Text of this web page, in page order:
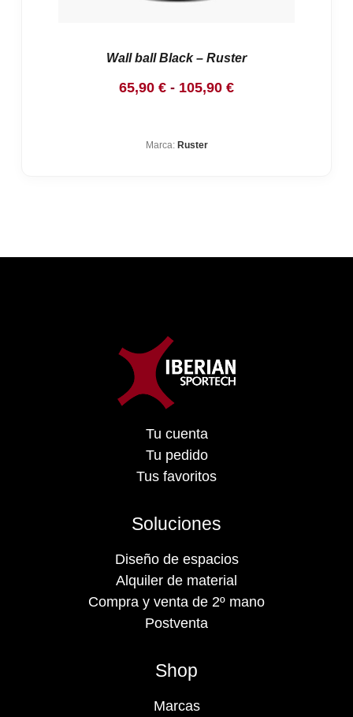
Wall ball Black – Ruster
65,90 € - 105,90 €Rango
Marca: Ruster
Tu cuenta
Tu pedido
Tus favoritos
Soluciones
Diseño de espacios
Alquiler de material
Compra y venta de 2º mano
Postventa
Shop
Marcas